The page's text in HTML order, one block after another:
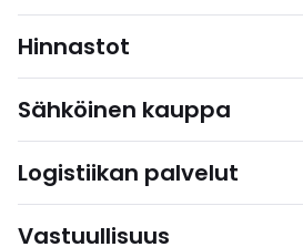
Hinnastot
Sähköinen kauppa
Logistiikan palvelut
Vastuullisuus